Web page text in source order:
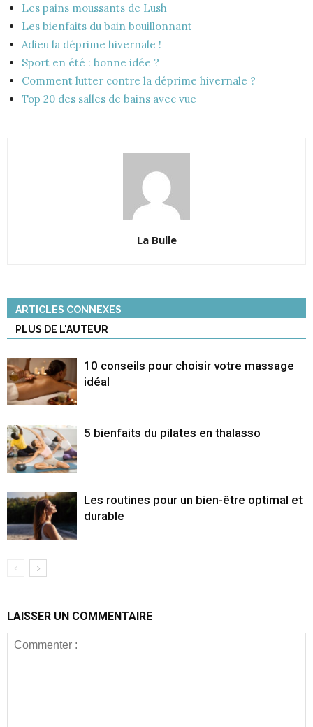
Les pains moussants de Lush
Les bienfaits du bain bouillonnant
Adieu la déprime hivernale !
Sport en été : bonne idée ?
Comment lutter contre la déprime hivernale ?
Top 20 des salles de bains avec vue
La Bulle
ARTICLES CONNEXES
PLUS DE L'AUTEUR
10 conseils pour choisir votre massage
idéal
5 bienfaits du pilates en thalasso
Les routines pour un bien-être optimal et
durable
LAISSER UN COMMENTAIRE